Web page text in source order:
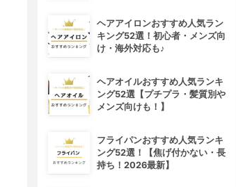
ヘアアイロンおすすめ人気ラン
キング52選！初心者・メンズ向
け・海外対応も♪
ヘアオイルおすすめ人気ランキ
ング52選【プチプラ・髪質別や
メンズ向けも！】
フライパンおすすめ人気ランキ
ング52選！【焦げ付かない・長
持ち！2026最新】